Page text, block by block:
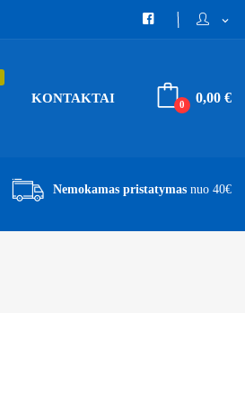
expand_more
KONTAKTAI 0,00 €
0
Nemokamas pristatymas nuo 40€